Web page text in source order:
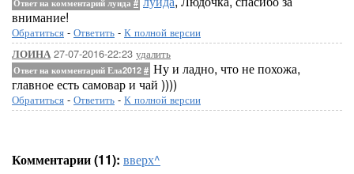
Ответ на комментарий луида #
внимание!
Обратиться - Ответить - К полной версии
ЛОИНА 27-07-2016-22:23 удалить
Ответ на комментарий Ела2012 # Ну и ладно, что не похожа,
главное есть самовар и чай ))))
Обратиться - Ответить - К полной версии
Комментарии (11): вверх^